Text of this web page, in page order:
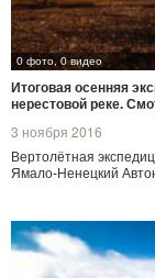
0 фото, 0 видео
Итоговая осенняя
нерестовой реке.
3 ноября 2016
Вертолётная
Ямало-Ненецкий